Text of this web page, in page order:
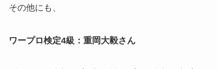
その他にも、
ワープロ検定4級：重岡大毅さん